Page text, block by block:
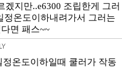
지만..e6300 조립한게 그러
정온도이하내려가서 그러는
면 패스~~
온도이하일때 쿨러가 작동